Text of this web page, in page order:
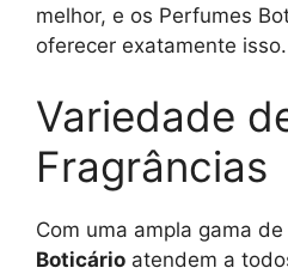
melhor, e os Perfumes
oferecer exatamente isso.
Variedade
Fragrâncias
Com uma ampla gama
Boticário atendem a